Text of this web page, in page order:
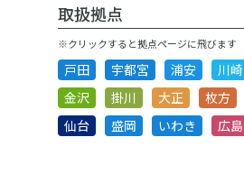
取扱拠点
※クリックすると拠点ページに飛びます
戸田 宇都宮 浦安 川崎
金沢
掛川 大正 枚方
仙台
盛岡 いわき 広島